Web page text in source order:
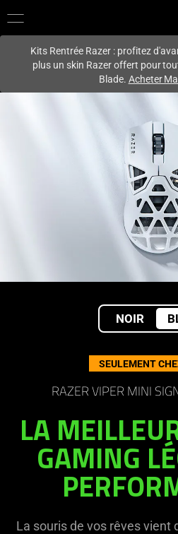
Kits Rentrée Razer : profitez
plus un skin Razer offert pour
Blade. Acheter
de
Razer
Viper
Mini
Signature
Edition
NOIR
SEULEMENT
RAZER VIPER MINI
LA
GAMING
La souris de vos rêves vient